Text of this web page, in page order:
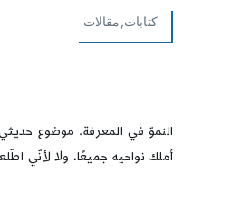
كتابات,مقالات
النموّ في المعرفة. موضوع
أملك نواحيه جميعًا، ولا لأنّي